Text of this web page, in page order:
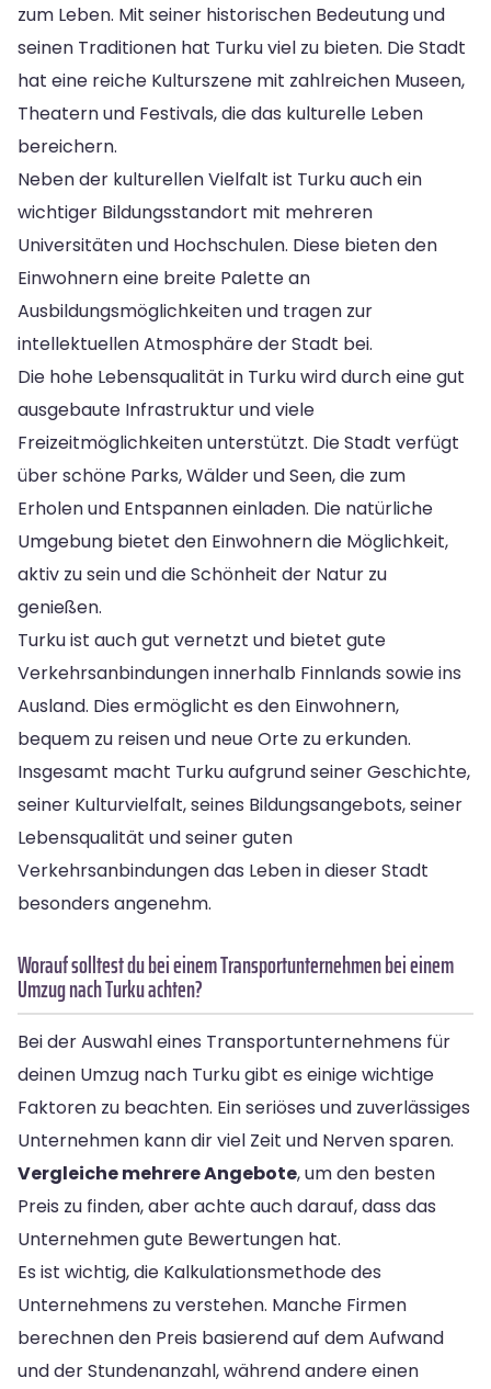
zum Leben. Mit seiner historischen Bedeutung und
seinen Traditionen hat Turku viel zu bieten. Die Stadt
hat eine reiche Kulturszene mit zahlreichen Museen,
Theatern und Festivals, die das kulturelle Leben
bereichern.
Neben der kulturellen Vielfalt ist Turku auch ein
wichtiger Bildungsstandort mit mehreren
Universitäten und Hochschulen. Diese bieten den
Einwohnern eine breite Palette an
Ausbildungsmöglichkeiten und tragen zur
intellektuellen Atmosphäre der Stadt bei.
Die hohe Lebensqualität in Turku wird durch eine gut
ausgebaute Infrastruktur und viele
Freizeitmöglichkeiten unterstützt. Die Stadt verfügt
über schöne Parks, Wälder und Seen, die zum
Erholen und Entspannen einladen. Die natürliche
Umgebung bietet den Einwohnern die Möglichkeit,
aktiv zu sein und die Schönheit der Natur zu
genießen.
Turku ist auch gut vernetzt und bietet gute
Verkehrsanbindungen innerhalb Finnlands sowie ins
Ausland. Dies ermöglicht es den Einwohnern,
bequem zu reisen und neue Orte zu erkunden.
Insgesamt macht Turku aufgrund seiner Geschichte,
seiner Kulturvielfalt, seines Bildungsangebots, seiner
Lebensqualität und seiner guten
Verkehrsanbindungen das Leben in dieser Stadt
besonders angenehm.
Worauf solltest du bei einem Transportunternehmen bei einem
Umzug nach Turku achten?
Bei der Auswahl eines Transportunternehmens für
deinen Umzug nach Turku gibt es einige wichtige
Faktoren zu beachten. Ein seriöses und zuverlässiges
Unternehmen kann dir viel Zeit und Nerven sparen.
Vergleiche mehrere Angebote, um den besten
Preis zu finden, aber achte auch darauf, dass das
Unternehmen gute Bewertungen hat.
Es ist wichtig, die Kalkulationsmethode des
Unternehmens zu verstehen. Manche Firmen
berechnen den Preis basierend auf dem Aufwand
und der Stundenanzahl, während andere einen